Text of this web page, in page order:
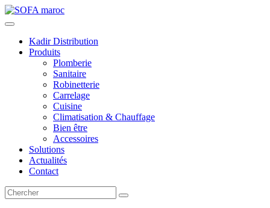
Kadir Distribution
Produits
Plomberie
Sanitaire
Robinetterie
Carrelage
Cuisine
Climatisation & Chauffage
Bien être
Accessoires
Solutions
Actualités
Contact